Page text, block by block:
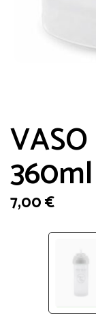
7,00€